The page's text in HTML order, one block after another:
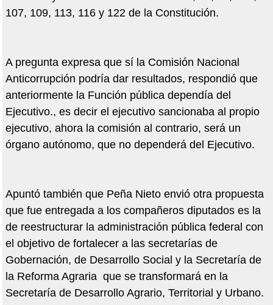
107, 109, 113, 116 y 122 de la Constitución.
A pregunta expresa que sí la Comisión Nacional
Anticorrupción podría dar resultados, respondió que
anteriormente la Función pública dependía del
Ejecutivo., es decir el ejecutivo sancionaba al propio
ejecutivo, ahora la comisión al contrario, será un
órgano autónomo, que no dependerá del Ejecutivo.
Apuntó también que Peña Nieto envió otra propuesta
que fue entregada a los compañeros diputados es la
de reestructurar la administración pública federal con
el objetivo de fortalecer a las secretarías de
Gobernación, de Desarrollo Social y la Secretaría de
la Reforma Agraria que se transformará en la
Secretaría de Desarrollo Agrario, Territorial y Urbano.